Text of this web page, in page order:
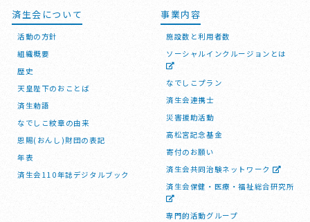
済生会について
活動の方針
組織概要
歴史
天皇陛下のおことば
済生勅語
なでしこ紋章の由来
恩賜(おんし)財団の表記
年表
済生会110年誌デジタルブック
事業内容
施設数と利用者数
ソーシャルインクルージョンとは
なでしこプラン
済生会連携士
災害援助活動
高松宮記念基金
寄付のお願い
済生会共同治験ネットワーク
済生会保健・医療・福祉総合研究所
専門的活動グループ